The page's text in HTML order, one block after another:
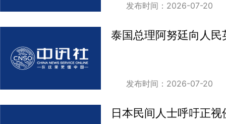
发布时间：2026-07-20
泰国总理阿努廷向人
发布时间：2026-07-20
日本民间人士呼吁正